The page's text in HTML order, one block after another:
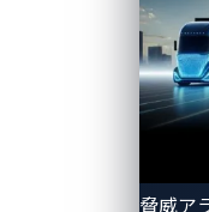
脅威ア
これらの利点によ
に使用されていま
に、UWBが見られ
自動車産業: